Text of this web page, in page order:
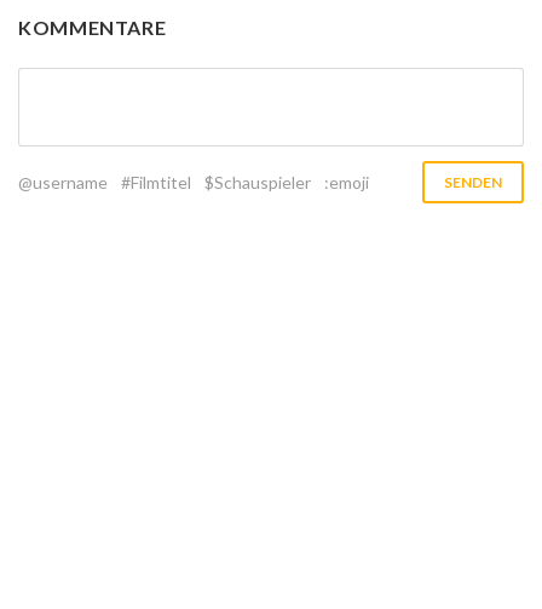
KOMMENTARE
@username #Filmtitel $Schauspieler :emoji